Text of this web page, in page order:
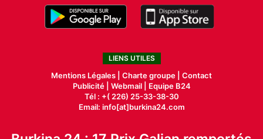
LIENS UTILES
Mentions Légales | Charte groupe | Contact
Publicité| Webmail |
Equipe B24
Tél : +( 226) 25-33-38-30
Email: info[at]burkina24.com